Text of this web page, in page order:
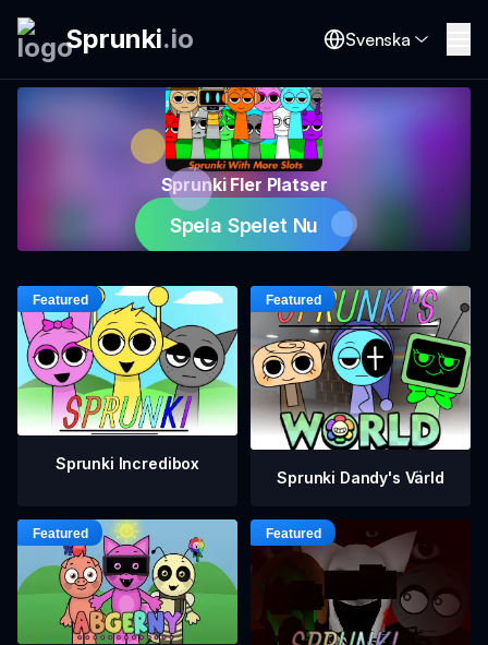
Sprunki.io Svenska
Sprunki Fler Platser
Spela Spelet Nu
Sprunki Incredibox
Sprunki Dandy's Värld